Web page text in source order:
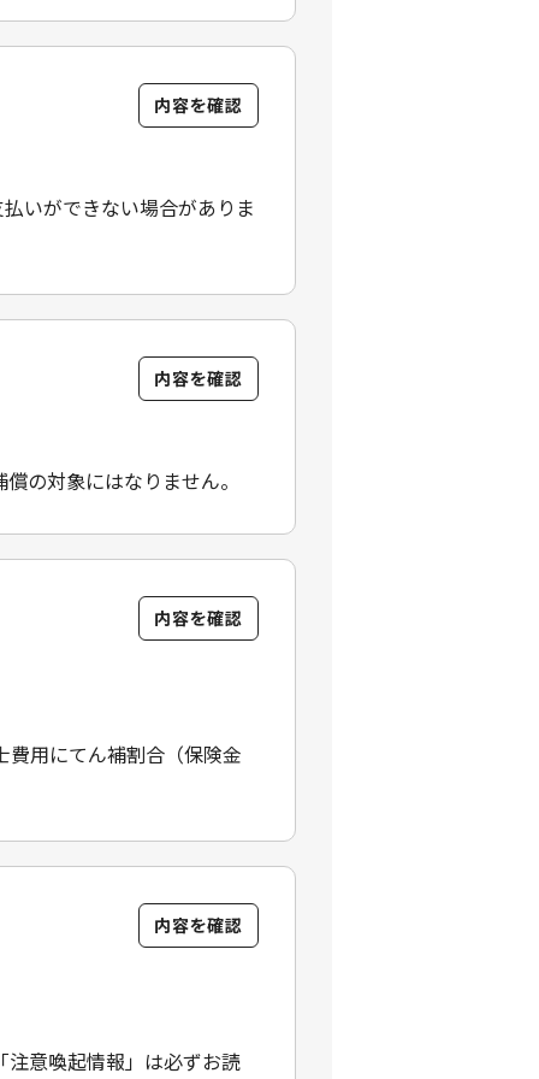
内容を確認
いができない場合がありま
内容を確認
の対象にはなりません。
内容を確認
用にてん補割合（保険金
内容を確認
意喚起情報」は必ずお読